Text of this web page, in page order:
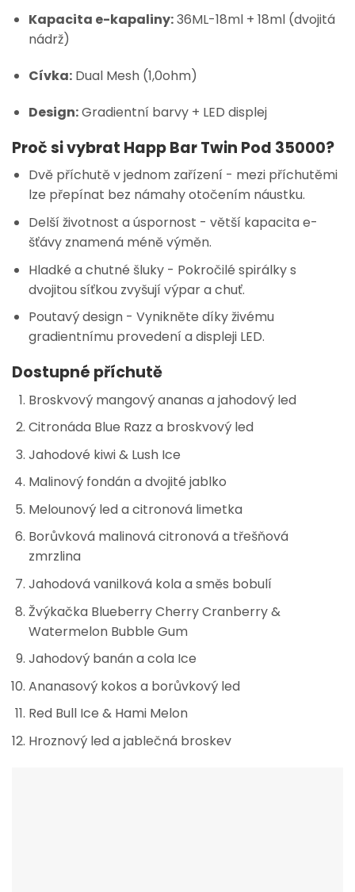
Kapacita e-kapaliny:36ML-18ml + 18ml (dvojitá
nádrž)
Cívka:Dual Mesh (1,0ohm)
Design:Gradientní barvy + LED displej
Proč si vybrat Happ Bar Twin Pod 35000?
Dvě příchutě v jednom zařízení - mezi příchutěmi
lze přepínat bez námahy otočením náustku.
Delší životnost a úspornost - větší kapacita e-
šťávy znamená méně výměn.
Hladké a chutné šluky - Pokročilé spirálky s
dvojitou síťkou zvyšují výpar a chuť.
Poutavý design - Vynikněte díky živému
gradientnímu provedení a displeji LED.
Dostupné příchutě
Broskvový mangový ananas a jahodový led
Citronáda Blue Razz a broskvový led
Jahodové kiwi & Lush Ice
Malinový fondán a dvojité jablko
Melounový led a citronová limetka
Borůvková malinová citronová a třešňová
zmrzlina
Jahodová vanilková kola a směs bobulí
Žvýkačka Blueberry Cherry Cranberry &
Watermelon Bubble Gum
Jahodový banán a cola Ice
Ananasový kokos a borůvkový led
Red Bull Ice & Hami Melon
Hroznový led a jablečná broskev